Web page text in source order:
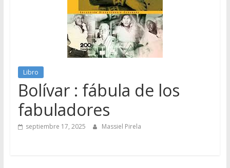
Libro
Bolívar : fábula de los
fabuladores
septiembre 17, 2025 Massiel Pirela